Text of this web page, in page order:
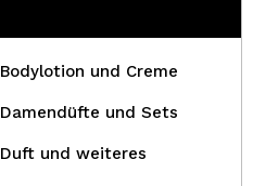
Bodylotion und Creme
Damendüfte und Sets
Duft und weiteres